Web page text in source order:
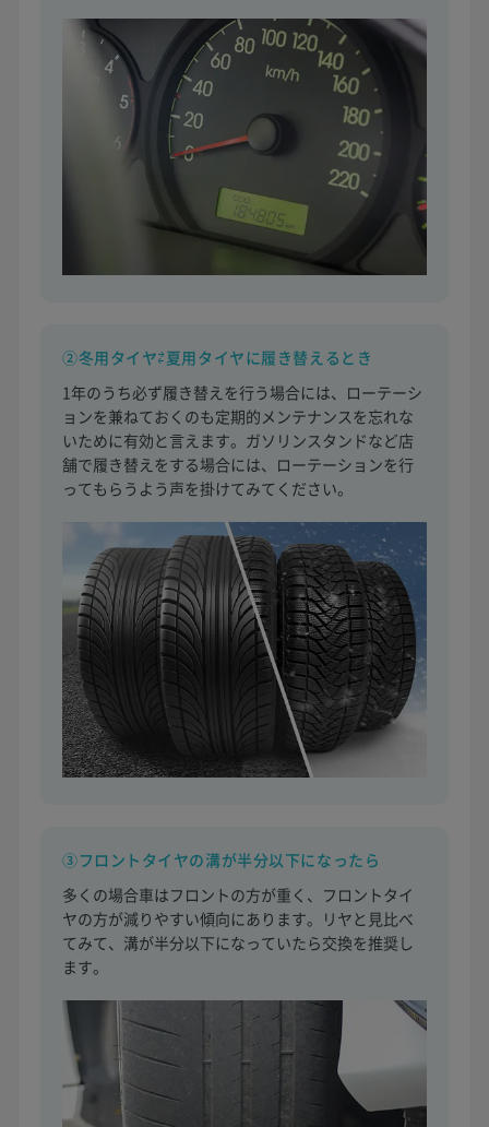
②冬用タイヤ⇄夏用タイヤに履き替えるとき
1年のうち必ず履き替えを行う場合には、ローテーシ
ョンを兼ねておくのも定期的メンテナンスを忘れな
いために有効と言えます。ガソリンスタンドなど店
舗で履き替えをする場合には、ローテーションを行
ってもらうよう声を掛けてみてください。
③フロントタイヤの溝が半分以下になったら
多くの場合車はフロントの方が重く、フロントタイ
ヤの方が減りやすい傾向にあります。リヤと見比べ
てみて、溝が半分以下になっていたら交換を推奨し
ます。